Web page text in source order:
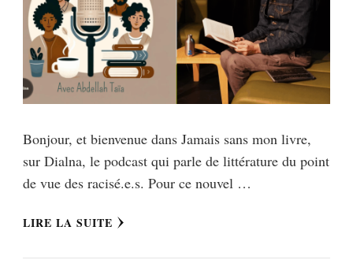
Bonjour, et bienvenue dans Jamais sans mon livre,
sur Dialna, le podcast qui parle de littérature du point
de vue des racisé.e.s. Pour ce nouvel …
LIRE LA SUITE